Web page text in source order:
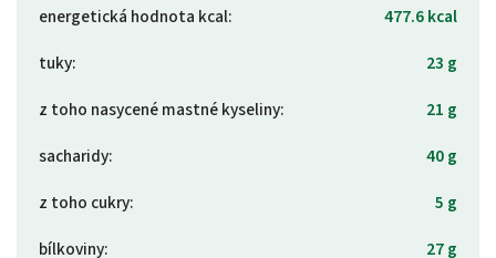
energetická hodnota kcal:
477.6 kcal
tuky:
23 g
z toho nasycené mastné kyseliny:
21 g
sacharidy:
40 g
z toho cukry:
5 g
bílkoviny:
27 g